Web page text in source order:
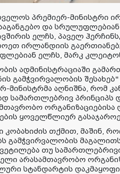
პრემიერ-მინისტრი
და
ელჩს, პაველ
ირლანდიის
ელჩს, მარკ
ადმინისტრაციაში
გამჭვირვალობის
მინისტრმა აღნიშნა, რომ
სამართლებრივ პრინციპს
ორგანიზაციებისა
ყოველწლიურ
კობახიძის თქმით, მაშინ,
გამჭვირვალობის
თუ
არასამთავრობო
სტანდარტის